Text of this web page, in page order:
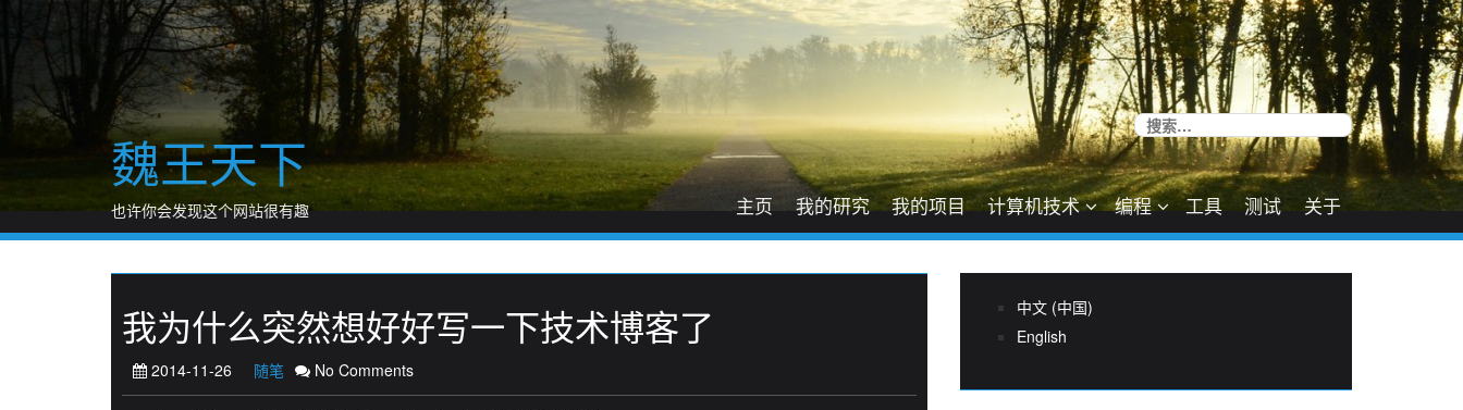
魏王天下
也许你会发现这个网站很有趣
搜
索：
主页 我的研究 我的项目 计算机技术 编程 工具 测试 关于
我为什么突然想好好写一下技术博客了
2014-11-26 随笔 No Comments
中文 (中国)
English